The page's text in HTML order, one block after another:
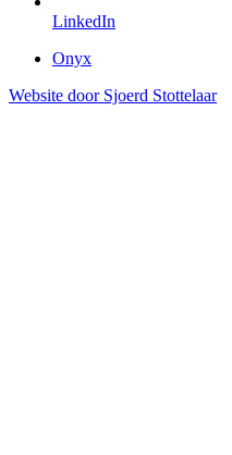
LinkedIn
Onyx
Website door Sjoerd Stottelaar